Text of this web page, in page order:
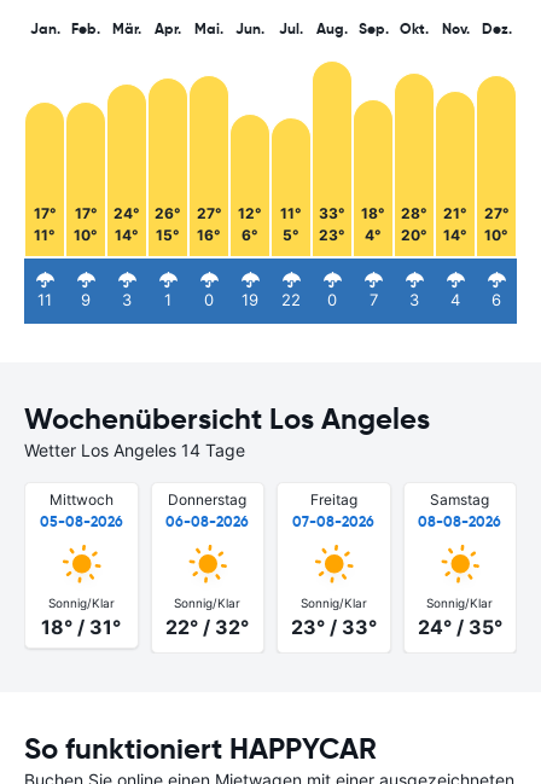
Jan.
17°
11°
11
Feb.
17°
10°
9
Mär.
24°
14°
3
Apr.
26°
15°
1
Mai.
27°
16°
0
Jun.
12°
6°
19
Jul.
11°
5°
22
Aug.
33°
23°
0
Sep.
18°
4°
7
Okt.
28°
20°
3
Nov.
21°
14°
4
Dez.
27°
10°
6
Wochenübersicht Los Angeles
Wetter Los Angeles 14 Tage
Mittwoch
05-08-2026
Sonnig/Klar
18° / 31°
Donnerstag
06-08-2026
Sonnig/Klar
22° / 32°
Freitag
07-08-2026
Sonnig/Klar
23° / 33°
Samstag
08-08-2026
Sonnig/Klar
24° / 35°
So funktioniert HAPPYCAR
Buchen Sie online einen Mietwagen mit einer ausgezeichneten